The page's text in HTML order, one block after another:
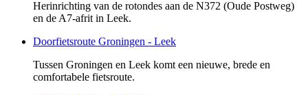
Herinrichting van de rotondes aan de N372 (Oude Postweg)
en de A7-afrit in Leek.
Doorfietsroute Groningen - Leek
Tussen Groningen en Leek komt een nieuwe, brede en
comfortabele fietsroute.